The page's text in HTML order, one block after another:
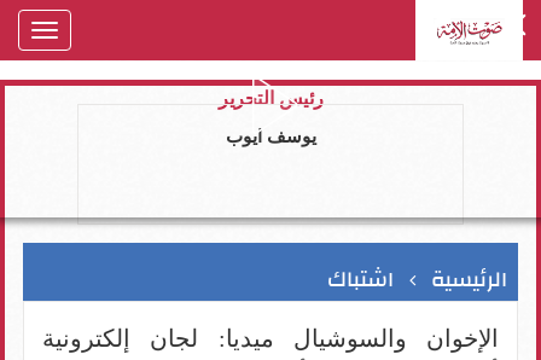
رئيس التحرير
يوسف ايوب
الرئيسية اشتباك
الإخوان والسوشيال ميديا: لجان إلكترونية